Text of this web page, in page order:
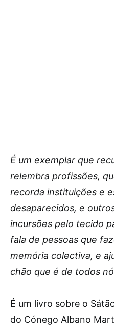
É um exemplar que
relembra profissões,
recorda instituições e
desaparecidos, e
incursões pelo tecido
fala de pessoas que
memória colectiva, e
chão que é de todos
É um livro sobre o
do Cónego Albano